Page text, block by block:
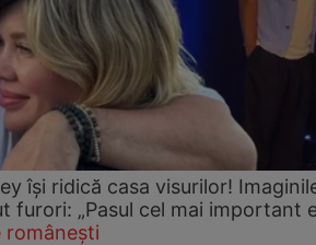
își ridică casa visurilor!
furori: „Pasul cel mai important
românești